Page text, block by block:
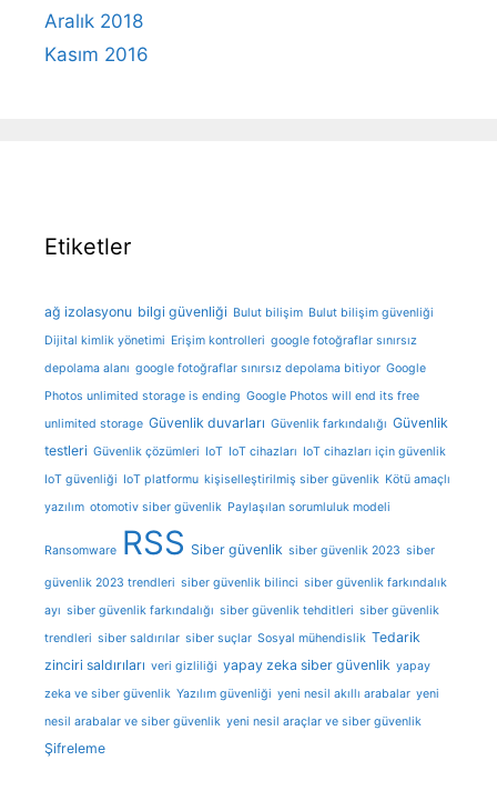
Aralık 2018
Kasım 2016
Etiketler
ağ izolasyonu bilgi güvenliği Bulut bilişim Bulut bilişim güvenliği
Dijital kimlik yönetimi Erişim kontrolleri google fotoğraflar sınırsız
depolama alanı google fotoğraflar sınırsız depolama bitiyor Google
Photos unlimited storage is ending Google Photos will end its free
unlimited storage Güvenlik duvarları Güvenlik farkındalığı Güvenlik
testleri Güvenlik çözümleri IoT IoT cihazları IoT cihazları için güvenlik
IoT güvenliği IoT platformu kişiselleştirilmiş siber güvenlik Kötü amaçlı
yazılım otomotiv siber güvenlik Paylaşılan sorumluluk modeli
Ransomware RSS Siber güvenlik siber güvenlik 2023 siber
güvenlik 2023 trendleri siber güvenlik bilinci siber güvenlik farkındalık
ayı siber güvenlik farkındalığı siber güvenlik tehditleri siber güvenlik
trendleri siber saldırılar siber suçlar Sosyal mühendislik Tedarik
zinciri saldırıları veri gizliliği yapay zeka siber güvenlik yapay
zeka ve siber güvenlik Yazılım güvenliği yeni nesil akıllı arabalar yeni
nesil arabalar ve siber güvenlik yeni nesil araçlar ve siber güvenlik
Şifreleme